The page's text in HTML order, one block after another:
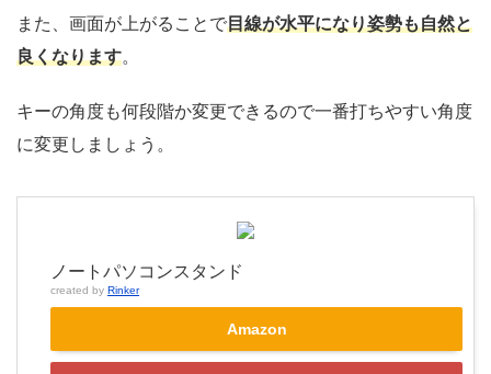
また、画面が上がることで目線が水平になり姿勢も自然と
良くなります。
キーの角度も何段階か変更できるので一番打ちやすい角度
に変更しましょう。
ノートパソコンスタンド
created by Rinker
Amazon